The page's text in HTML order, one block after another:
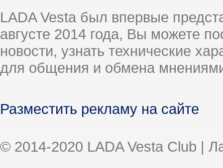
LADA Vesta был впервые
августе 2014 года, Вы можете
новости, узнать технические
для общения и обмена
Разместить рекламу на сайте
© 2014-2020 LADA Vesta Club |